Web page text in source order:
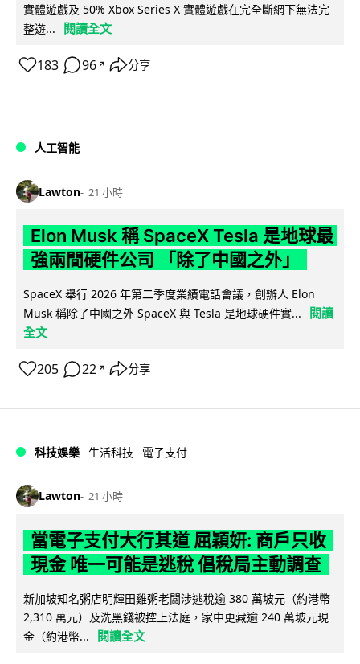
實體遊戲及 50% Xbox Series X 實體遊戲在完全斷網下無法完
整遊...
閱讀全文
183 96 ↗ 分享
人工智能
Lawton 21 小時
Elon Musk 稱 SpaceX Tesla 是地球最
強兩間硬件公司 「除了中國之外」
SpaceX 舉行 2026 年第二季度業績電話會議，創辦人 Elon
Musk 稱除了中國之外 SpaceX 與 Tesla 是地球硬件實...
閱讀
全文
205 22 ↗ 分享
科技娛樂 生活科技 電子支付
Lawton 21 小時
當電子支付大行其道 屈穎妍: 商戶只收
現金 唯一可能是逃稅 倡稅局主動調查
新加坡知名粥店明輝田雞粥老闆涉逃稅逾 380 萬坡元（約港幣
2,310 萬元）及洗黑錢被控上法庭，家中更藏逾 240 萬坡元現
金（約港幣...
閱讀全文